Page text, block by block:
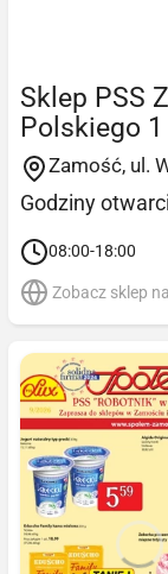
Sklep PSS
Polskiego 1
Zamość, ul.
Godziny
08:00-18:00
Zobacz sklep